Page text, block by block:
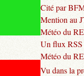
Cité par
Mention au
Météo du
Un flux RSS
Météo du
Vu dans la